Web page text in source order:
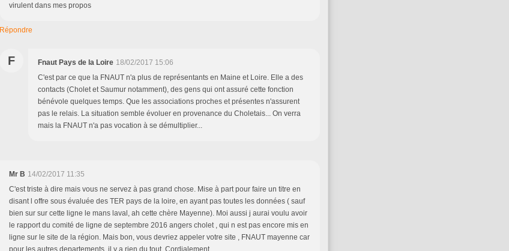
virulent dans mes propos
Répondre
F Fnaut Pays de la Loire 18/02/2017 15:06
C'est par ce que la FNAUT n'a plus de représentants en Maine et Loire. Elle a des
contacts (Cholet et Saumur notamment), des gens qui ont assuré cette fonction
bénévole quelques temps. Que les associations proches et présentes n'assurent
pas le relais. La situation semble évoluer en provenance du Choletais... On verra
mais la FNAUT n'a pas vocation à se démultiplier...
Mr B 14/02/2017 11:35
C'est triste à dire mais vous ne servez à pas grand chose. Mise à part pour faire un titre en
disant l offre sous évaluée des TER pays de la loire, en ayant pas toutes les données ( sauf
bien sur sur cette ligne le mans laval, ah cette chère Mayenne). Moi aussi j aurai voulu avoir
le rapport du comité de ligne de septembre 2016 angers cholet , qui n est pas encore mis en
ligne sur le site de la région. Mais bon, vous devriez appeler votre site , FNAUT mayenne car